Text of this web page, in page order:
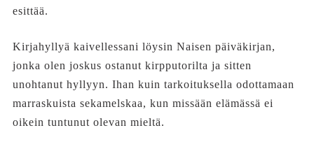
esittää.
Kirjahyllyä kaivellessani löysin Naisen päiväkirjan,
jonka olen joskus ostanut kirpputorilta ja sitten
unohtanut hyllyyn. Ihan kuin tarkoituksella odottamaan
marraskuista sekamelskaa, kun missään elämässä ei
oikein tuntunut olevan mieltä.